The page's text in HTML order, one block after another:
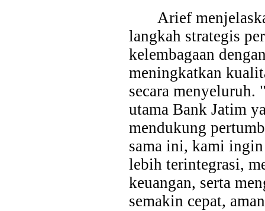
Arief
langkah strategis
kelembagaan
meningkatkan
secara menyeluruh.
utama Bank Jatim
mendukung
sama ini, kami
lebih terintegrasi,
keuangan, serta
semakin cepat,